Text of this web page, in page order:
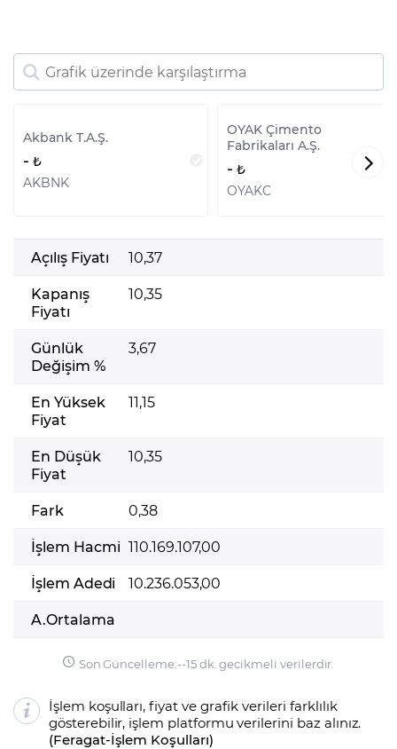
Akbank T.A.Ş.
-
AKBNK
OYAK Çimento
Fabrikaları A.Ş.
-
OYAKC
Açılış Fiyatı
10,37
Kapanış
Fiyatı
10,35
Günlük
Değişim %
3,67
En Yüksek
Fiyat
11,15
En Düşük
Fiyat
10,35
Fark
0,38
İşlem Hacmi 110.169.107,00
İşlem Adedi
10.236.053,00
A.Ortalama
Son Güncelleme:--15 dk. gecikmeli verilerdir.
İşlem koşulları, fiyat ve grafik verileri farklılık
gösterebilir, işlem platformu verilerini baz alınız.
(Feragat-İşlem Koşulları)